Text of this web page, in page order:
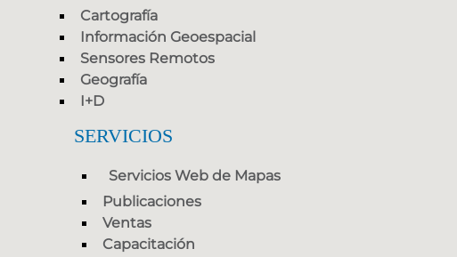
Cartografía
Información Geoespacial
Sensores Remotos
Geografía
I+D
SERVICIOS
Servicios Web de Mapas
Publicaciones
Ventas
Capacitación